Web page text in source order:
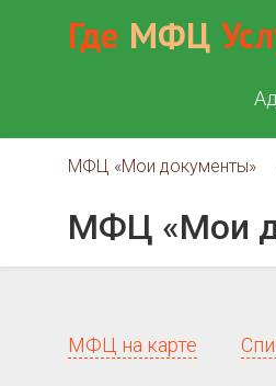
Где МФЦ
МФЦ «Мои документы»
МФЦ «Мои
МФЦ на карте